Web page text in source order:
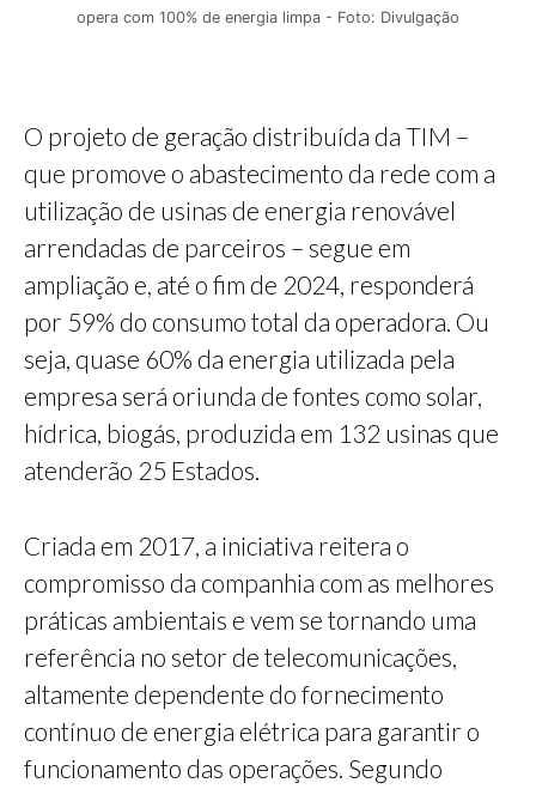
opera com 100% de energia limpa - Foto: Divulgação
O projeto de geração distribuída da TIM –
que promove o abastecimento da rede com a
utilização de usinas de energia renovável
arrendadas de parceiros – segue em
ampliação e, até o fim de 2024, responderá
por 59% do consumo total da operadora. Ou
seja, quase 60% da energia utilizada pela
empresa será oriunda de fontes como solar,
hídrica, biogás, produzida em 132 usinas que
atenderão 25 Estados.
Criada em 2017, a iniciativa reitera o
compromisso da companhia com as melhores
práticas ambientais e vem se tornando uma
referência no setor de telecomunicações,
altamente dependente do fornecimento
contínuo de energia elétrica para garantir o
funcionamento das operações. Segundo